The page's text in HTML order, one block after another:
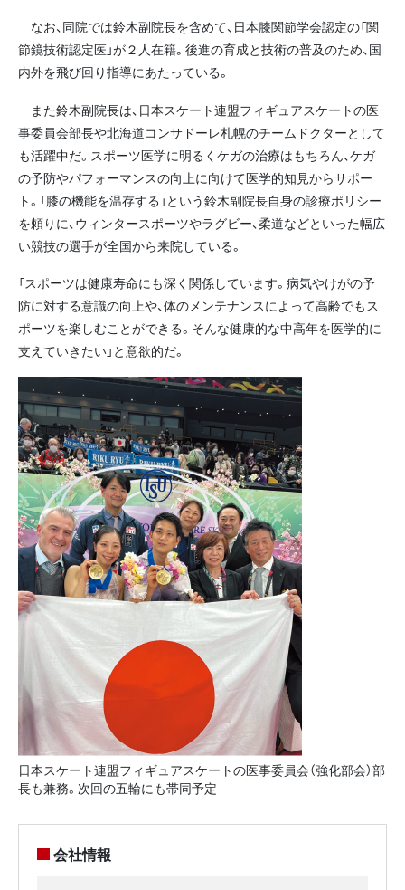
なお、同院では鈴木副院長を含めて、日本膝関節学会認定の「関
節鏡技術認定医」が２人在籍。後進の育成と技術の普及のため、国
内外を飛び回り指導にあたっている。
また鈴木副院長は、日本スケート連盟フィギュアスケートの医
事委員会部長や北海道コンサドーレ札幌のチームドクターとして
も活躍中だ。スポーツ医学に明るくケガの治療はもちろん、ケガ
の予防やパフォーマンスの向上に向けて医学的知見からサポー
ト。「膝の機能を温存する」という鈴木副院長自身の診療ポリシー
を頼りに、ウィンタースポーツやラグビー、柔道などといった幅広
い競技の選手が全国から来院している。
「スポーツは健康寿命にも深く関係しています。病気やけがの予
防に対する意識の向上や、体のメンテナンスによって高齢でもス
ポーツを楽しむことができる。そんな健康的な中高年を医学的に
支えていきたい」と意欲的だ。
日本スケート連盟フィギュアスケートの医事委員会（強化部会）部
長も兼務。次回の五輪にも帯同予定
会社情報